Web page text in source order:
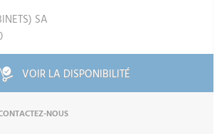
SA
VOIR LA DISPONIBILITÉ
NOUS